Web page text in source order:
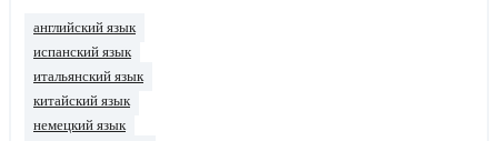
английский язык
испанский язык
итальянский язык
китайский язык
немецкий язык